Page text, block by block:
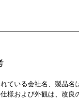
ている会社名、製品名
様および外観は、改良